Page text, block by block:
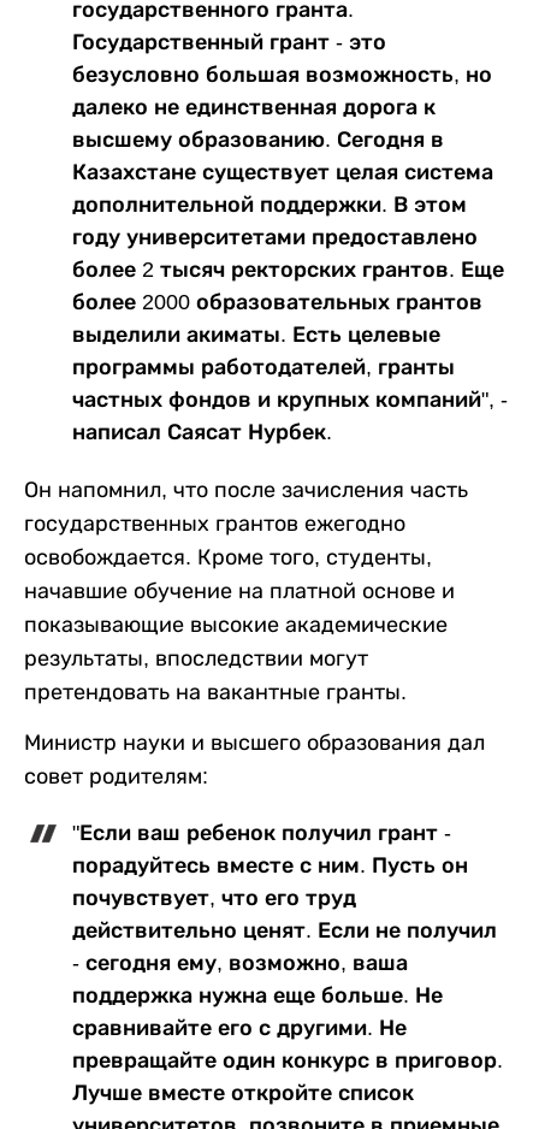
государственного гранта.
Государственный грант - это
безусловно большая возможность, но
далеко не единственная дорога к
высшему образованию. Сегодня в
Казахстане существует целая система
дополнительной поддержки. В этом
году университетами предоставлено
более 2 тысяч ректорских грантов. Еще
более 2000 образовательных грантов
выделили акиматы. Есть целевые
программы работодателей, гранты
частных фондов и крупных компаний", -
написал Саясат Нурбек.
Он напомнил, что после зачисления часть
государственных грантов ежегодно
освобождается. Кроме того, студенты,
начавшие обучение на платной основе и
показывающие высокие академические
результаты, впоследствии могут
претендовать на вакантные гранты.
Министр науки и высшего образования дал
совет родителям:
"Если ваш ребенок получил грант -
порадуйтесь вместе с ним. Пусть он
почувствует, что его труд
действительно ценят. Если не получил
- сегодня ему, возможно, ваша
поддержка нужна еще больше. Не
сравнивайте его с другими. Не
превращайте один конкурс в приговор.
Лучше вместе откройте список